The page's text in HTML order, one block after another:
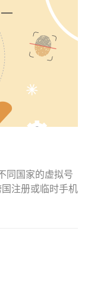
同国家的虚拟号
注册或临时手机